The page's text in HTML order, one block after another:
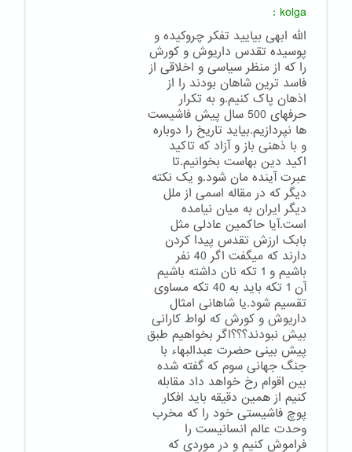
kolga
:
الله ابهی بیایید تفکر چروکیده و
پوسیده تقدس داریوش و کورش
را که از منظر سیاسی و اخلاقی از
فاسد ترین شاهان بودند را از
اذهان پاک کنیم.و به تکرار
حرفهای 500 سال پیش فاشیست
ها نپردازیم.بیاید تاریخ را دوباره
و با ذهنی باز و آزاد که تاکید
اکید دین بهاست بخوانیم.تا
عبرت آینده مان شود.و یک نکته
دیگر که در مقاله اسمی از ملل
دیگر ایران به میان نیامده
است.آیا حاکمین عادلی مثل
بابک ارزش تقدس پیدا کردن
دارند که میگفت اگر 40 نفر
باشیم و 1 تکه نان داشته باشیم
آن 1 تکه باید به 40 تکه مساوی
تقسیم شود.یا شاهانی امثال
داریوش و کورش که لواط کارانی
بیش نبودند؟؟؟اگر بخواهیم طبق
پیش بینی حضرت عبدالبهاء با
جنگ جهانی سوم که گفته شده
بین اقوام رخ خواهد داد مقابله
کنیم از همین دقیقه باید افکار
پوچ فاشیستی خود را که مخرب
وحدت عالم انسانیست را
فراموش کنیم و در موردی که